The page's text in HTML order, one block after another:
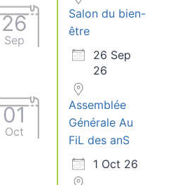
26
Sep
Salon du bien-
être
26 Sep
26
01
Oct
Assemblée
Générale Au
FiL des anS
1 Oct 26